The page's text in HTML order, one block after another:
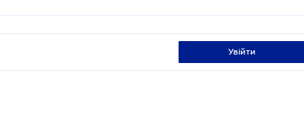
увійти